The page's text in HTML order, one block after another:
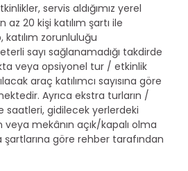
servis aldığımız yerel
20 kişi katılım şartı ile
zorunluluğu
sayı sağlanamadığı takdirde
veya opsiyonel tur / etkinlik
araç katılımcı sayısına göre
Ayrıca ekstra turların /
saatleri, gidilecek yerlerdeki
mekânın açık/kapalı olma
göre rehber tarafından